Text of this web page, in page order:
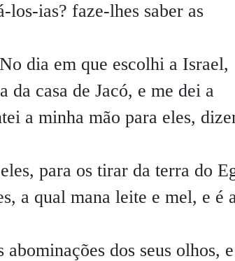
ias? faze-lhes saber as
dia em que escolhi a Israel,
da casa de Jacó, e me dei a
a minha mão para eles,
para os tirar da terra do
a qual mana leite e mel, e é
dos seus olhos,